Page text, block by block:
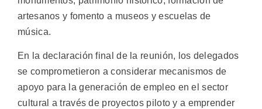
artesanos y fomento a museos y escuelas de
música.
En la declaración final de la reunión, los delegados
se comprometieron a considerar mecanismos de
apoyo para la generación de empleo en el sector
cultural a través de proyectos piloto y a emprender